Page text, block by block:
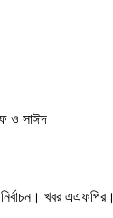
ও সাঈদ
খবর এএফপির।